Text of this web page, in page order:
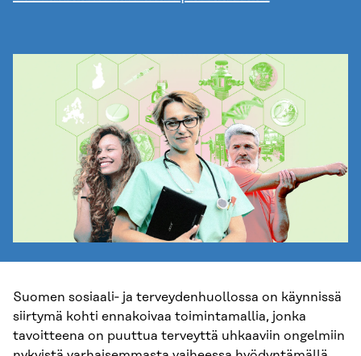
Suomen sosiaali‑ ja terveydenhuollossa on käynnissä
siirtymä kohti ennakoivaa toimintamallia, jonka
tavoitteena on puuttua terveyttä uhkaaviin ongelmiin